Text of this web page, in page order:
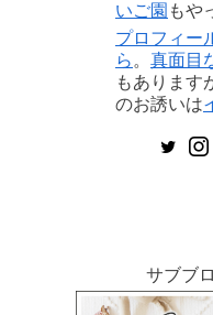
いご園 もや
プロフィー
ら 。 真面目
もあります
のお誘いは
サブブ